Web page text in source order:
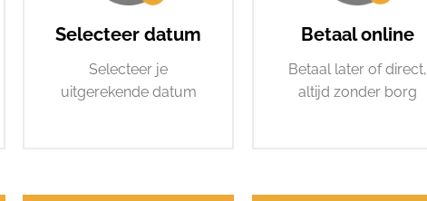
Selecteer datum
Selecteer je
uitgerekende datum
Betaal online
Betaal later of direct,
altijd zonder borg